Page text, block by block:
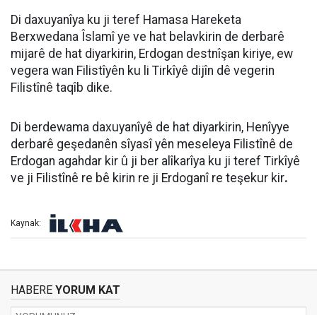
Di daxuyanîya ku ji teref Hamasa Hareketa
Berxwedana Îslamî ye ve hat belavkirin de derbarê
mijarê de hat diyarkirin, Erdogan destnîşan kiriye, ew
vegera wan Filistîyên ku li Tirkîyê dijîn dê vegerin
Filistînê taqîb dike.
Di berdewama daxuyanîyê de hat diyarkirin, Henîyye
derbarê geşedanên sîyasî yên meseleya Filistînê de
Erdogan agahdar kir û ji ber alîkarîya ku ji teref Tirkîyê
ve ji Filistînê re bê kirin re ji Erdoganî re teşekur kir.
Kaynak:
HABERE YORUM KAT